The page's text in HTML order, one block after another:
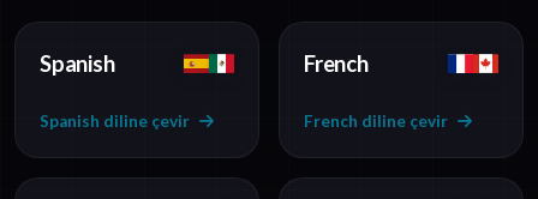
Spanish
Spanish diline çevir
French
French diline çevir